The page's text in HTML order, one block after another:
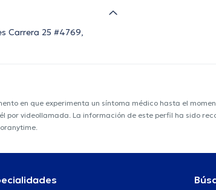
Carrera 25 #4769,
en que experimenta un síntoma médico hasta el
videollamada. La información de este perfil ha sido